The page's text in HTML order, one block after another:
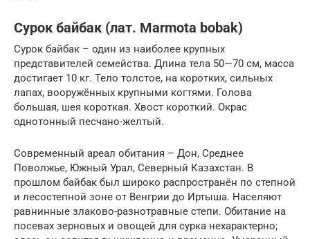
Сурок байбак (лат. Marmota bobak)
Сурок байбак – один из наиболее крупных
представителей семейства. Длина тела 50—70 см, масса
достигает 10 кг. Тело толстое, на коротких, сильных
лапах, вооружённых крупными когтями. Голова
большая, шея короткая. Хвост короткий. Окрас
однотонный песчано-желтый.
Современный ареал обитания – Дон, Среднее
Поволжье, Южный Урал, Северный Казахстан. В
прошлом байбак был широко распространён по степной
и лесостепной зоне от Венгрии до Иртыша. Населяют
равнинные злаково-разнотравные степи. Обитание на
посевах зерновых и овощей для сурка нехарактерно;